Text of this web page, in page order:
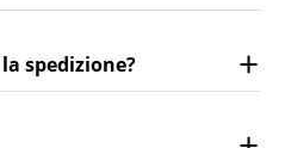
spedizione?